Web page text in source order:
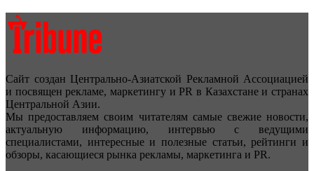
Сайт создан Центрально-Азиатской Рекламной Ассоциацией
и посвящен рекламе, маркетингу и PR в Казахстане и странах
Центральной Азии.
Мы предоставляем своим читателям самые свежие новости,
актуальную информацию, интервью с ведущими
специалистами, интересные и полезные статьи, рейтинги и
обзоры, касающиеся рынка рекламы, маркетинга и PR.